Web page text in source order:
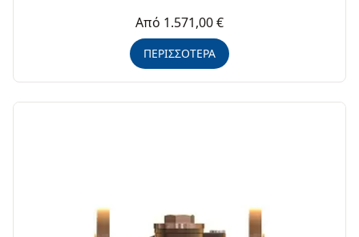
Από 1.571,00 €
ΠΕΡΙΣΣΟΤΕΡΑ